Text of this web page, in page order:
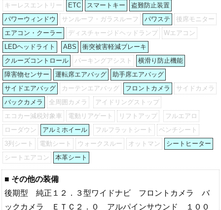
キーレスエントリー ETC スマートキー
盗難防止装置
パワーウィンドウ
サンルーフ・ガラスルーフ パワステ
後席モニター
エアコン・クーラー
ディスチャージドヘッドランプ
Wエアコン
LEDヘッドライト
ABS
衝突被害軽減ブレーキ
クルーズコントロール
パーキングアシスト
横滑り防止機能
障害物センサー
運転席エアバッグ
助手席エアバッグ
サイドエアバッグ
カーテンエアバッグ フロントカメラ
サイドカメラ
バックカメラ
全周囲カメラ
アイドリングストップ
エコカー減税対象車
電動リアゲート リフトアップ
フルエアロ
ローダウン
アルミホイール フルフラットシート
ベンチシート
3列シート
電動シート ウォークスルー オットマン
シートヒーター
シートエアコン
本革シート
■ その他の装備
後期型 純正１２．３型ワイドナビ フロントカメラ バ
ックカメラ ＥＴＣ２．０ アルパインサウンド １００